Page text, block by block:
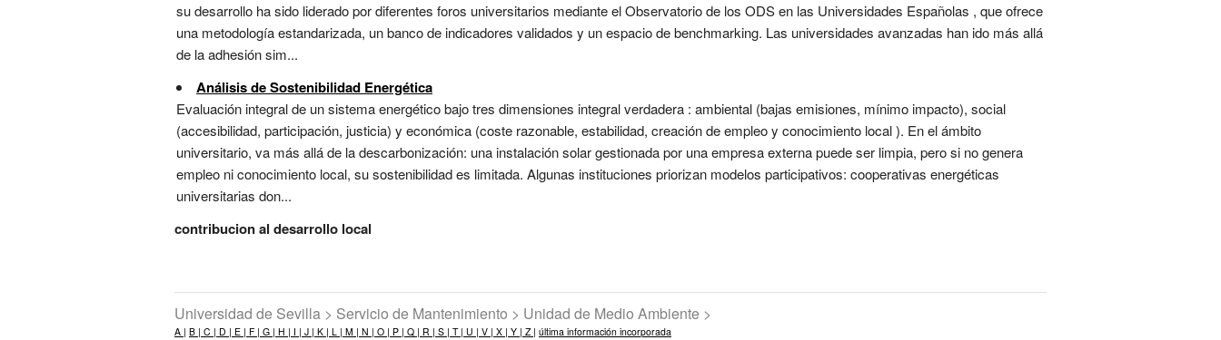
su desarrollo ha sido liderado por diferentes foros universitarios mediante el Observatorio de los ODS en las Universidades Españolas , que ofrece
una metodología estandarizada, un banco de indicadores validados y un espacio de benchmarking. Las universidades avanzadas han ido más allá
de la adhesión sim...
Análisis de Sostenibilidad Energética
Evaluación integral de un sistema energético bajo tres dimensiones integral verdadera : ambiental (bajas emisiones, mínimo impacto), social
(accesibilidad, participación, justicia) y económica (coste razonable, estabilidad, creación de empleo y conocimiento local ). En el ámbito
universitario, va más allá de la descarbonización: una instalación solar gestionada por una empresa externa puede ser limpia, pero si no genera
empleo ni conocimiento local, su sostenibilidad es limitada. Algunas instituciones priorizan modelos participativos: cooperativas energéticas
universitarias don...
contribucion al desarrollo local
Universidad de Sevilla > Servicio de Mantenimiento > Unidad de Medio Ambiente >
A | B | C | D | E | F | G | H | I | J | K | L | M | N | O | P | Q | R | S | T | U | V | X | Y | Z | última información incorporada